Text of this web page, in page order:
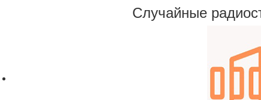
Случайные